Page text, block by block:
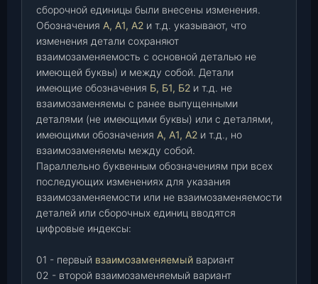
сборочной единицы были внесены изменения.
Обозначения А, А1, А2 и т.д. указывают, что
изменения детали сохраняют
взаимозаменяемость с основной деталью не
имеющей буквы) и между собой. Детали
имеющие обозначения Б, Б1, Б2 и т.д. не
взаимозаменяемы с ранее выпущенными
деталями (не имеющими буквы) или с деталями,
имеющими обозначения А, А1, А2 и т.д., но
взаимозаменяемы между собой.
Параллельно буквенным обозначениям при всех
последующих изменениях для указания
взаимозаменяемости или не взаимозаменяемости
деталей или сборочных единиц вводятся
цифровые индексы:
01 - первый взаимозаменяемый вариант
02 - второй взаимозаменяемый вариант